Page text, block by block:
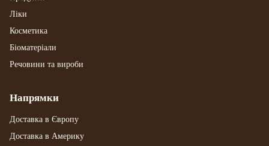
Ліки
Косметика
Біоматеріали
Речовини та вироби
Напрямки
Доставка в Європу
Доставка в Америку